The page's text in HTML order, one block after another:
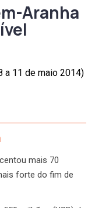
Aranha
a 11 de maio 2014)
mais 70
forte do fim de